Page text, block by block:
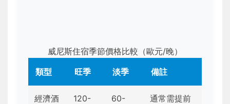
威尼斯住宿季節價格比較（歐元/晚）
類型
旺季 淡季 備註
經濟酒
120-
60-
通常需提前